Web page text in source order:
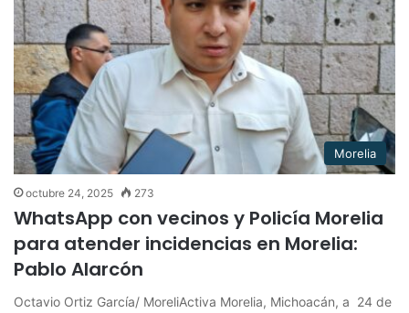
Morelia
octubre 24, 2025 273
WhatsApp con vecinos y Policía Morelia
para atender incidencias en Morelia:
Pablo Alarcón
Octavio Ortiz García/ MoreliActiva Morelia, Michoacán, a 24 de